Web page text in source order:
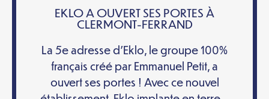
EKLO A OUVERT SES PORTES À
CLERMONT-FERRAND
La 5e adresse d’Eklo, le groupe 100%
français créé par Emmanuel Petit, a
ouvert ses portes ! Avec ce nouvel